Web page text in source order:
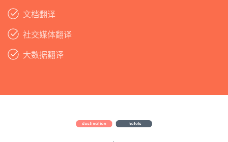
文档翻译
社交媒体翻译
大数据翻译